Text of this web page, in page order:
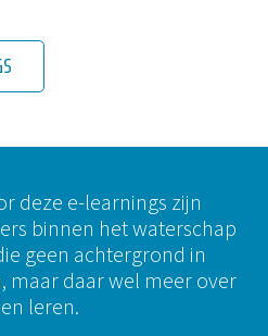
deze e-learnings zijn
binnen het waterschap
geen achtergrond in
maar daar wel meer over
leren.